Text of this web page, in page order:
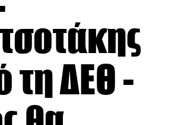
τη ΔΕΘ -